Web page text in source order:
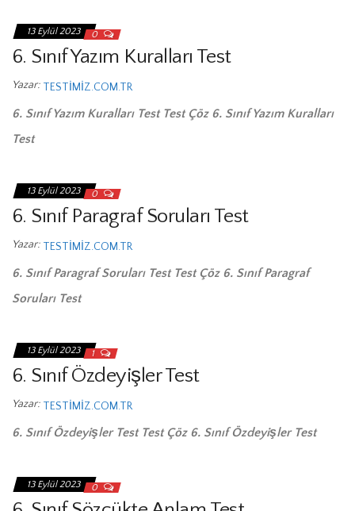
13 Eylül 2023 0
6. Sınıf Yazım Kuralları Test
Yazar: TESTIMIZ.COM.TR
6. Sınıf Yazım Kuralları Test Test Çöz 6. Sınıf Yazım Kuralları
Test
13 Eylül 2023 0
6. Sınıf Paragraf Soruları Test
Yazar: TESTIMIZ.COM.TR
6. Sınıf Paragraf Soruları Test Test Çöz 6. Sınıf Paragraf
Soruları Test
13 Eylül 2023 1
6. Sınıf Özdeyişler Test
Yazar: TESTIMIZ.COM.TR
6. Sınıf Özdeyişler Test Test Çöz 6. Sınıf Özdeyişler Test
13 Eylül 2023 0